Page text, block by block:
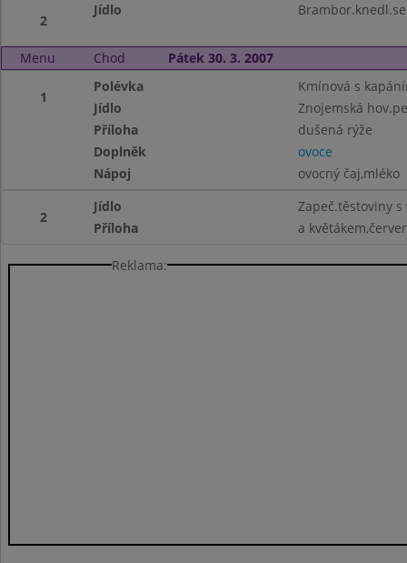
2
Jídlo
Menu Chod Pátek 30. 3. 2007
1
Polévka
Kmínová s
Jídlo
Znojemská
Příloha
dušená rýže
Doplněk
ovoce
Nápoj
ovocný čaj,mléko
2
Jídlo
Zapeč.těstoviny
Příloha
a
Reklama: